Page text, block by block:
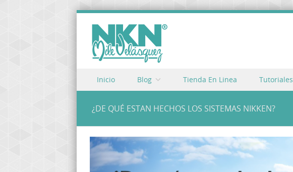
Menu
Skip to content
Inicio Blog Tienda En Linea Tutoriales
¿DE QUÉ ESTAN HECHOS LOS SISTEMAS NIKKEN?